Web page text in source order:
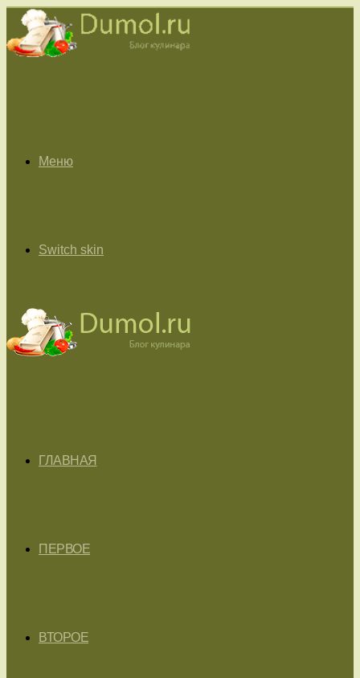
Меню
Switch skin
ГЛАВНАЯ
ПЕРВОЕ
ВТОРОЕ